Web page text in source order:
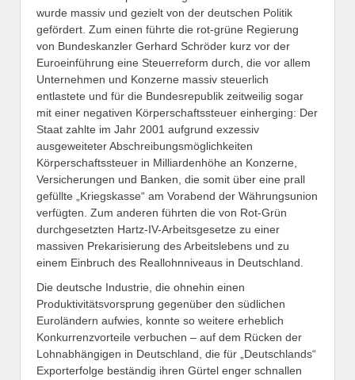
wurde massiv und gezielt von der deutschen Politik
gefördert. Zum einen führte die rot-grüne Regierung
von Bundeskanzler Gerhard Schröder kurz vor der
Euroeinführung eine Steuerreform durch, die vor allem
Unternehmen und Konzerne massiv steuerlich
entlastete und für die Bundesrepublik zeitweilig sogar
mit einer negativen Körperschaftssteuer einherging: Der
Staat zahlte im Jahr 2001 aufgrund exzessiv
ausgeweiteter Abschreibungsmöglichkeiten
Körperschaftssteuer in Milliardenhöhe an Konzerne,
Versicherungen und Banken, die somit über eine prall
gefüllte „Kriegskasse“ am Vorabend der Währungsunion
verfügten. Zum anderen führten die von Rot-Grün
durchgesetzten Hartz-IV-Arbeitsgesetze zu einer
massiven Prekarisierung des Arbeitslebens und zu
einem Einbruch des Reallohnniveaus in Deutschland.
Die deutsche Industrie, die ohnehin einen
Produktivitätsvorsprung gegenüber den südlichen
Euroländern aufwies, konnte so weitere erheblich
Konkurrenzvorteile verbuchen – auf dem Rücken der
Lohnabhängigen in Deutschland, die für „Deutschlands“
Exporterfolge beständig ihren Gürtel enger schnallen